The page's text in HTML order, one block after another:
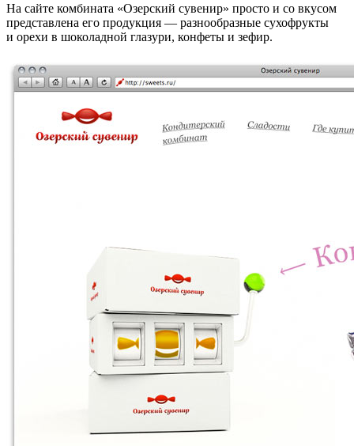
На сайте комбината «Озерский сувенир» просто и со вкусом
представлена его продукция — разнообразные сухофрукты
и орехи в шоколадной глазури, конфеты и зефир.